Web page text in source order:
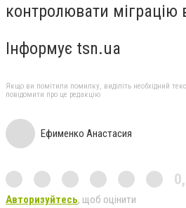
контролювати міграцію
Інформує tsn.ua
Якщо ви помітили помилку, виділіть необхідний
повідомити про це редакцію
Ефименко Анастасия
Авторизуйтесь, щоб оцінити